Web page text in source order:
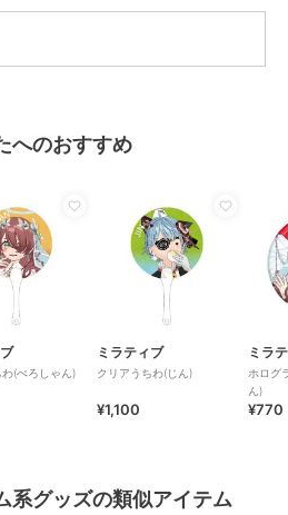
へのおすすめ
(ぺろしゃん)
ミラティブ
クリアうちわ(じん)
¥1,100
ミラ
ホログ
ん)
¥770
系グッズの類似アイテム